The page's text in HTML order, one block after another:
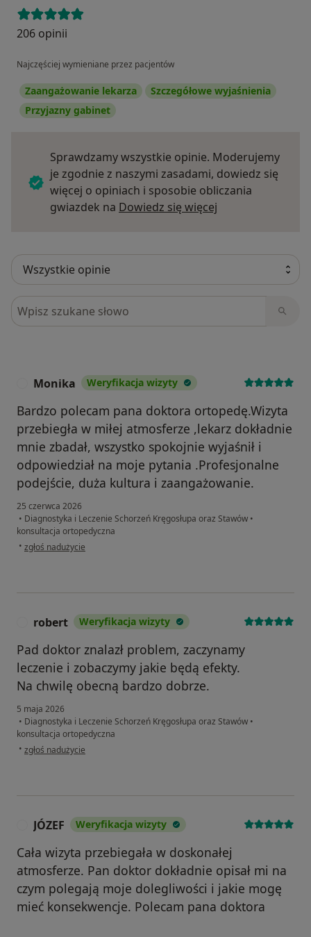
206 opinii
Najczęściej wymieniane przez pacjentów
Zaangażowanie lekarza
Szczegółowe wyjaśnienia
Przyjazny gabinet
Sprawdzamy wszystkie opinie. Moderujemy
je zgodnie z naszymi zasadami, dowiedz się
więcej o opiniach i sposobie obliczania
gwiazdek na Dowiedz się więcej
Szukaj w opiniach
Monika Weryfikacja wizyty
Bardzo polecam pana doktora ortopedę.Wizyta
przebiegła w miłej atmosferze ,lekarz dokładnie
mnie zbadał, wszystko spokojnie wyjaśnił i
odpowiedział na moje pytania .Profesjonalne
podejście, duża kultura i zaangażowanie.
25 czerwca 2026
• Diagnostyka i Leczenie Schorzeń Kręgosłupa oraz Stawów •
konsultacja ortopedyczna
• w opinii użytkownika Monika
zgłoś nadużycie
robert Weryfikacja wizyty
Pad doktor znalazł problem, zaczynamy
leczenie i zobaczymy jakie będą efekty.
Na chwilę obecną bardzo dobrze.
5 maja 2026
• Diagnostyka i Leczenie Schorzeń Kręgosłupa oraz Stawów •
konsultacja ortopedyczna
• w opinii użytkownika robert
zgłoś nadużycie
JÓZEF Weryfikacja wizyty
Cała wizyta przebiegała w doskonałej
atmosferze. Pan doktor dokładnie opisał mi na
czym polegają moje dolegliwości i jakie mogę
mieć konsekwencje. Polecam pana doktora